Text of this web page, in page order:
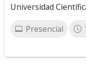
Universidad
Presencial